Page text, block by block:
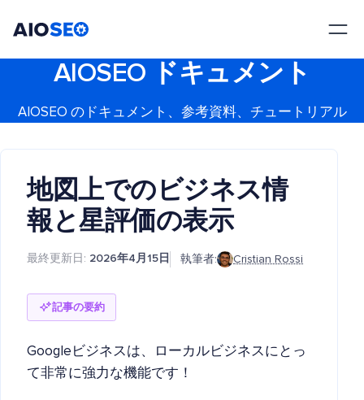
AIOSEO ドキュメント
AIOSEO のドキュメント、参考資料、チュートリアル
地図上でのビジネス情
報と星評価の表示
最終更新日: 2026年4月15日 執筆者: Cristian Rossi
記事の要約
Googleビジネスは、ローカルビジネスにとっ
て非常に強力な機能です！